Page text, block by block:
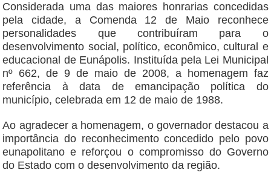
Considerada uma das maiores honrarias concedidas
pela cidade, a Comenda 12 de Maio reconhece
personalidades que contribuíram para o
desenvolvimento social, político, econômico, cultural e
educacional de Eunápolis. Instituída pela Lei Municipal
nº 662, de 9 de maio de 2008, a homenagem faz
referência à data de emancipação política do
município, celebrada em 12 de maio de 1988.
Ao agradecer a homenagem, o governador destacou a
importância do reconhecimento concedido pelo povo
eunapolitano e reforçou o compromisso do Governo
do Estado com o desenvolvimento da região.